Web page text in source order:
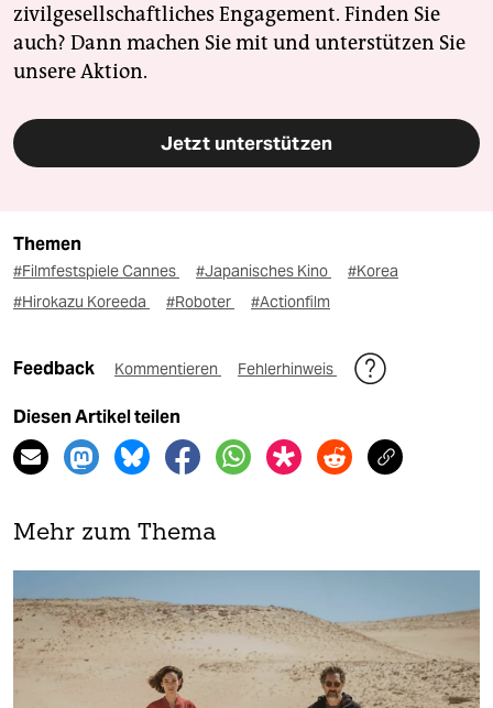
zivilgesellschaftliches Engagement. Finden Sie
auch? Dann machen Sie mit und unterstützen Sie
unsere Aktion.
Jetzt unterstützen
Themen
#Filmfestspiele Cannes #Japanisches Kino
#Korea
#Hirokazu Koreeda
#Roboter #Actionfilm
Feedback Kommentieren Fehlerhinweis
Diesen Artikel teilen
Mehr zum Thema